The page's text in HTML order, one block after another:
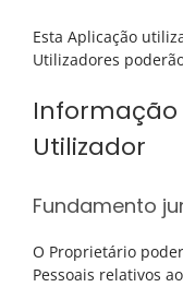
Esta Aplicação
Utilizadores
Utilizador
Fundamento
O Proprietário
Pessoais relativos